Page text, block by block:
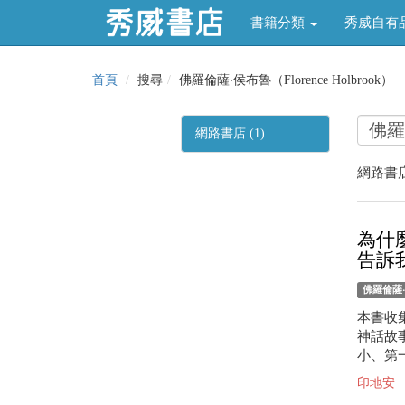
書籍分類 秀威自有
首頁 搜尋 佛羅倫薩‧侯布魯（Florence Holbrook）
網路書店 (1)
網路書
為什
告訴
佛羅倫薩
本書收
神話故
小、第
印地安